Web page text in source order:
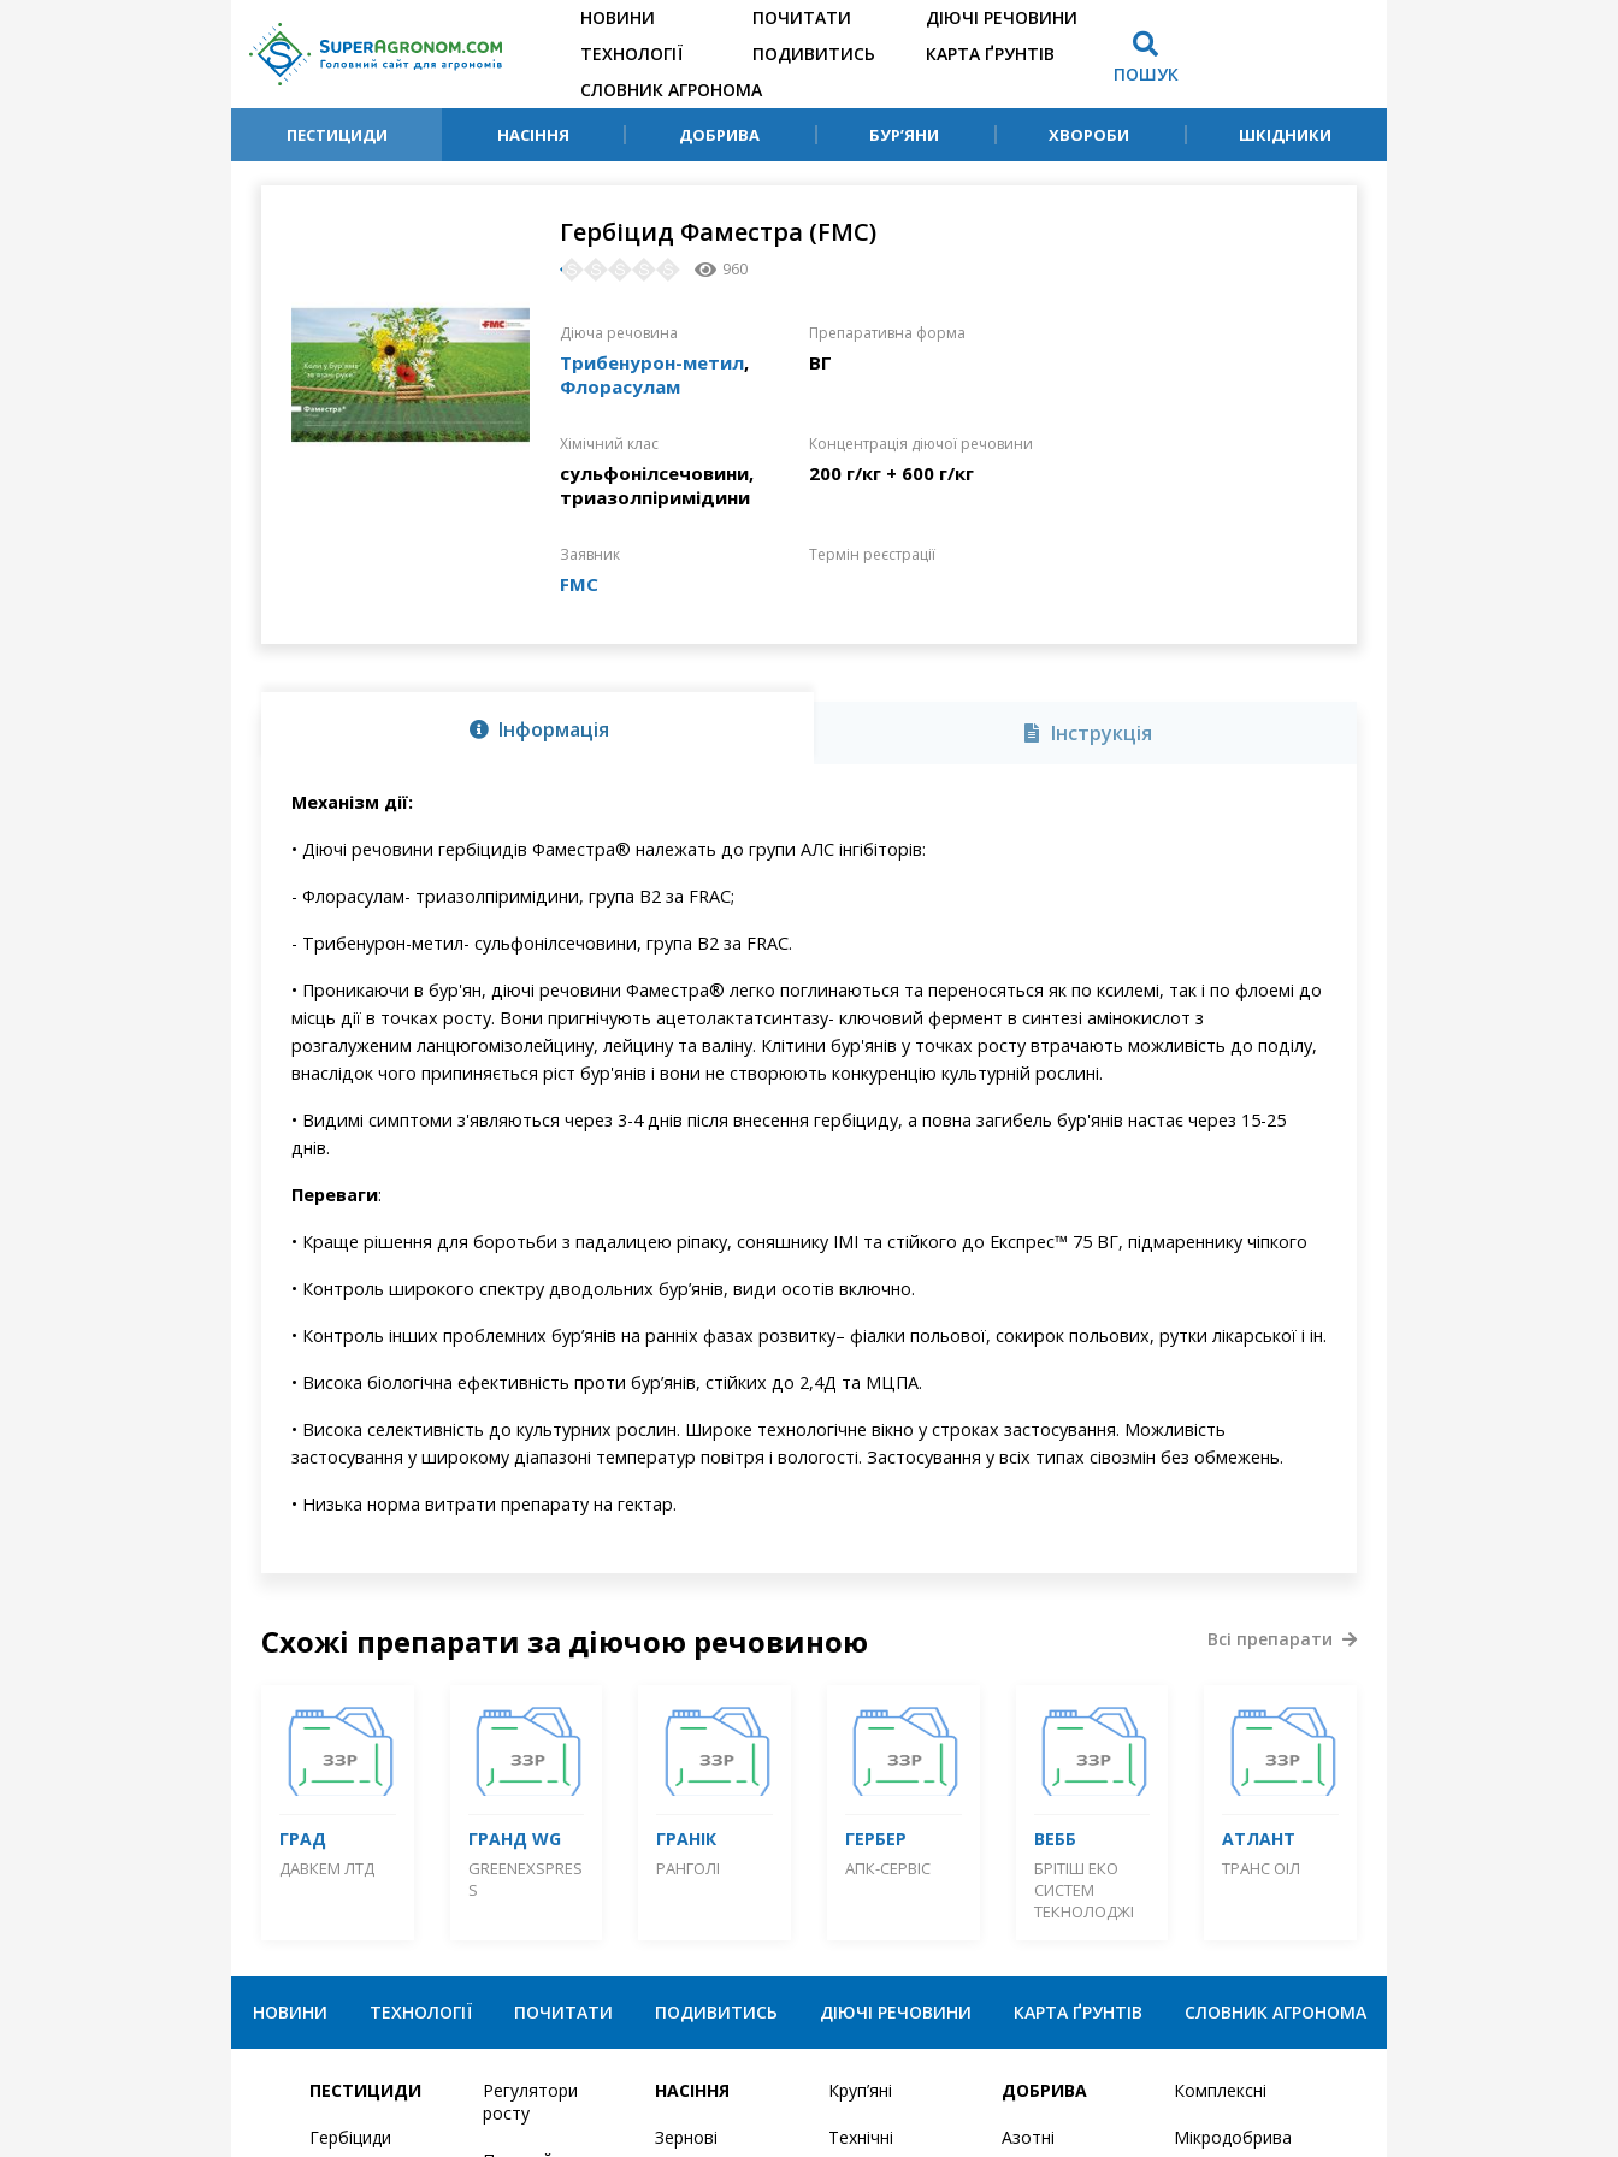
НОВИНИ
ТЕХНОЛОГІЇ
ПОЧИТАТИ
ПОДИВИТИСЬ
ДІЮЧІ РЕЧОВИНИ
КАРТА ҐРУНТІВ
СЛОВНИК АГРОНОМА
ПОШУК
ПЕСТИЦИДИ НАСІННЯ ДОБРИВА БУР’ЯНИ ХВОРОБИ ШКІДНИКИ
Гербіцид Фаместра (FMC)
960
Діюча речовина
Трибенурон-метил,
Флорасулам
Препаративна форма
ВГ
Хімічний клас
сульфонілсечовини,
триазолпіримідини
Концентрація діючої речовини
200 г/кг + 600 г/кг
Заявник
FMC
Термін реєстрації
Інформація Інструкція
Механізм дії:
• Діючі речовини гербіцидів Фаместра® належать до групи АЛС інгібіторів:
- Флорасулам- триазолпіримідини, група B2 за FRAC;
- Трибенурон-метил- сульфонілсечовини, група B2 за FRAC.
• Проникаючи в бур'ян, діючі речовини Фаместра® легко поглинаються та переносяться як по ксилемі, так і по флоемі до
місць дії в точках росту. Вони пригнічують ацетолактатсинтазу- ключовий фермент в синтезі амінокислот з
розгалуженим ланцюгомізолейцину, лейцину та валіну. Клітини бур'янів у точках росту втрачають можливість до поділу,
внаслідок чого припиняється ріст бур'янів і вони не створюють конкуренцію культурній рослині.
• Видимі симптоми з'являються через 3-4 днів після внесення гербіциду, а повна загибель бур'янів настає через 15-25
днів.
Переваги:
• Краще рішення для боротьби з падалицею ріпаку, соняшнику ІМІ та стійкого до Експрес™ 75 ВГ, підмареннику чіпкого
• Контроль широкого спектру дводольних бур’янів, види осотів включно.
• Контроль інших проблемних бур’янів на ранніх фазах розвитку– фіалки польової, сокирок польових, рутки лікарської і ін.
• Висока біологічна ефективність проти бур’янів, стійких до 2,4Д та МЦПА.
• Висока селективність до культурних рослин. Широке технологічне вікно у строках застосування. Можливість
застосування у широкому діапазоні температур повітря і вологості. Застосування у всіх типах сівозмін без обмежень.
• Низька норма витрати препарату на гектар.
Схожі препарати за діючою речовиною
ГРАД
ДАВКЕМ ЛТД
ГРАНД WG
GREENEXSPRES
S
ГРАНІК
РАНГОЛІ
ГЕРБЕР
АПК-СЕРВІС
ВЕББ
БРІТІШ ЕКО
СИСТЕМ
ТЕКНОЛОДЖІ
АТЛАНТ
ТРАНС ОІЛ
Всі препарати
НОВИНИ ТЕХНОЛОГІЇ ПОЧИТАТИ ПОДИВИТИСЬ ДІЮЧІ РЕЧОВИНИ КАРТА ҐРУНТІВ СЛОВНИК АГРОНОМА
ПЕСТИЦИДИ
Гербіциди
Регулятори
росту
НАСІННЯ
Зернові
Круп’яні
Технічні
ДОБРИВА
Азотні
Комплексні
Мікродобрива